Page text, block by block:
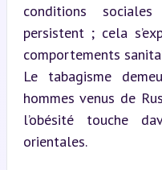
conditions
persistent ; cela
comportements
Le tabagisme
hommes venus de
l’obésité touche
orientales.